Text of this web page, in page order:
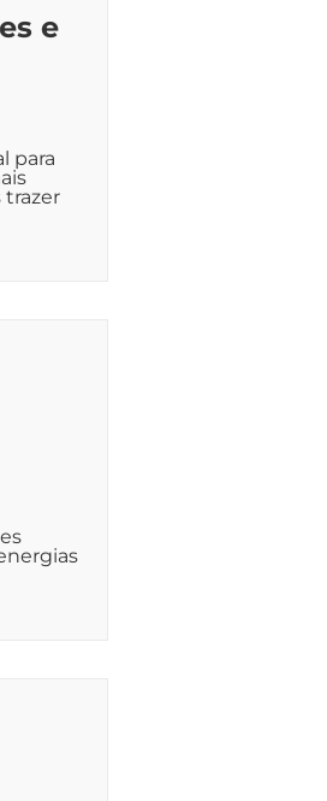
e
para
trazer